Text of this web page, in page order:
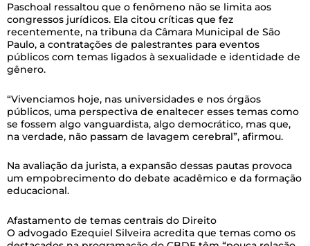
Paschoal ressaltou que o fenômeno não se limita aos
congressos jurídicos. Ela citou críticas que fez
recentemente, na tribuna da Câmara Municipal de São
Paulo, a contratações de palestrantes para eventos
públicos com temas ligados à sexualidade e identidade de
gênero.
“Vivenciamos hoje, nas universidades e nos órgãos
públicos, uma perspectiva de enaltecer esses temas como
se fossem algo vanguardista, algo democrático, mas que,
na verdade, não passam de lavagem cerebral”, afirmou.
Na avaliação da jurista, a expansão dessas pautas provoca
um empobrecimento do debate acadêmico e da formação
educacional.
Afastamento de temas centrais do Direito
O advogado Ezequiel Silveira acredita que temas como os